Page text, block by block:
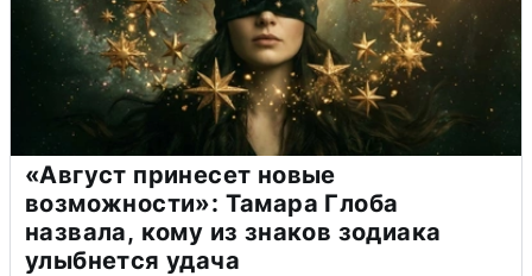
«Август принесет новые
возможности»: Тамара Глоба
назвала, кому из знаков зодиака
улыбнется удача